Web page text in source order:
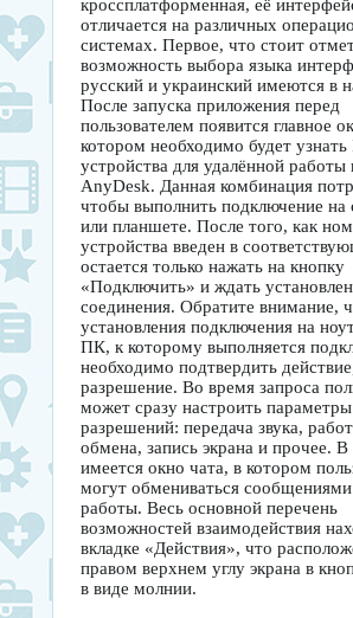
кроссплатформенная, её
отличается на различных
системах. Первое, что стоит
возможность выбора языка
русский и украинский имеются в
После запуска приложения перед
пользователем появится главное
котором необходимо будет узнать
устройства для удалённой
AnyDesk. Данная комбинация
чтобы выполнить подключение на
или планшете. После того, как
устройства введен в
остается только нажать на кнопку
«Подключить» и ждать
соединения. Обратите внимание,
установления подключения на
ПК, к которому выполняется
необходимо подтвердить
разрешение. Во время запроса
может сразу настроить параметры
разрешений: передача звука,
обмена, запись экрана и прочее.
имеется окно чата, в котором
могут обмениваться
работы. Весь основной перечень
возможностей взаимодействия
вкладке «Действия», что
правом верхнем углу экрана в
в виде молнии.